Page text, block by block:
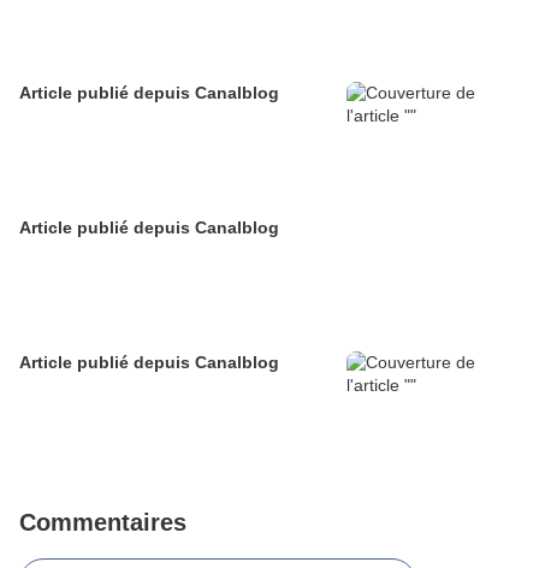
Article publié depuis Canalblog
Article publié depuis Canalblog
Article publié depuis Canalblog
Commentaires